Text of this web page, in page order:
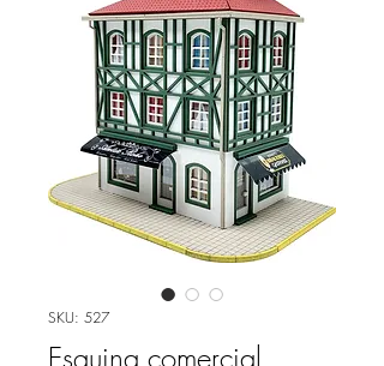
SKU: 527
Esquina comercial